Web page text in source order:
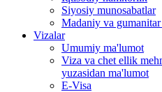
Siyosiy munosabatlar
Madaniy va
Vizalar
Umumiy ma'lumot
Viza va chet ellik
yuzasidan ma'lumot
E-Visa